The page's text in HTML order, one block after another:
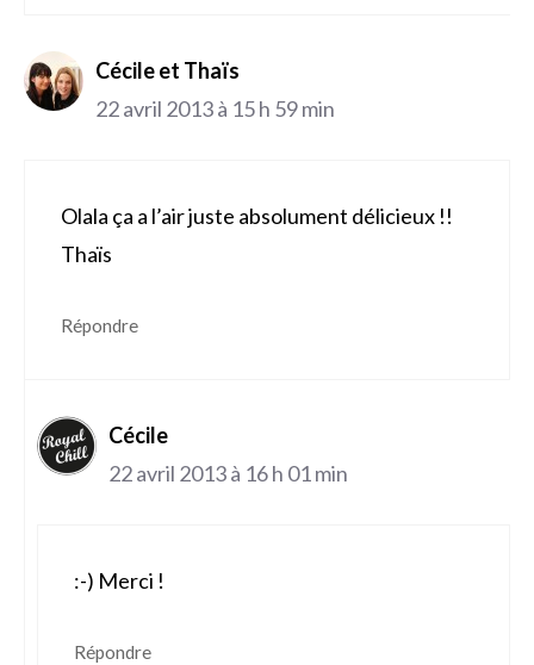
Cécile et Thaïs
22 avril 2013 à 15 h 59 min
Olala ça a l’air juste absolument délicieux !!
Thaïs
Répondre
Cécile
22 avril 2013 à 16 h 01 min
:-) Merci !
Répondre